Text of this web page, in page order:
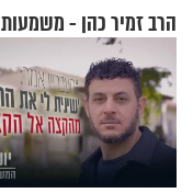
הרב זמיר כהן - משמעות